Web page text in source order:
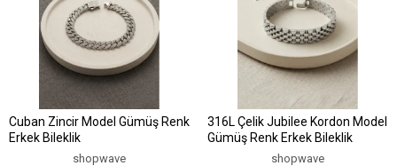
Cuban Zincir Model Gümüş Renk
Erkek Bileklik
shopwave
316L Çelik Jubilee Kordon Model
Gümüş Renk Erkek Bileklik
shopwave